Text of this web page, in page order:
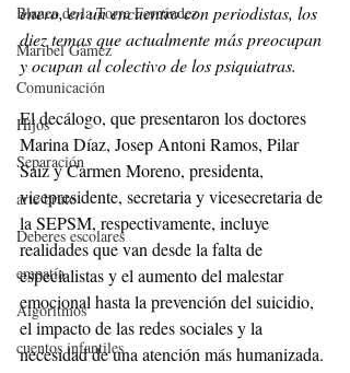
Blanca de la Torre Fernández
Maribel Gámez
Comunicación
Hijos
Separación
arte bruto
Deberes escolares
empatía
Algoritmos
cuentos infantiles
enero, en un encuentro con periodistas, los
diez temas que actualmente más preocupan
y ocupan al colectivo de los psiquiatras.
El decálogo, que presentaron los doctores
Marina Díaz, Josep Antoni Ramos, Pilar
Saiz y Carmen Moreno, presidenta,
vicepresidente, secretaria y vicesecretaria de
la SEPSM, respectivamente, incluye
realidades que van desde la falta de
especialistas y el aumento del malestar
emocional hasta la prevención del suicidio,
el impacto de las redes sociales y la
necesidad de una atención más humanizada.